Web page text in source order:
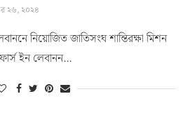
২৬, ২০২৪
নিয়োজিত জাতিসংঘ শান্তিরক্ষা মিশন
ইন লেবানন…